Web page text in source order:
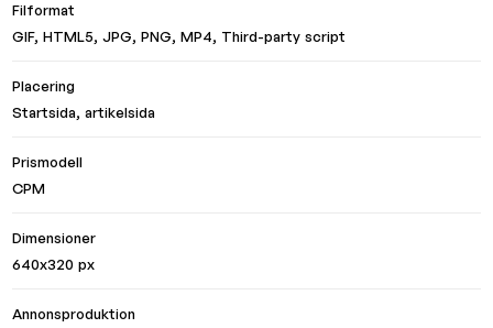
Filformat
GIF, HTML5, JPG, PNG, MP4, Third-party script
Placering
Startsida, artikelsida
Prismodell
CPM
Dimensioner
640x320 px
Annonsproduktion